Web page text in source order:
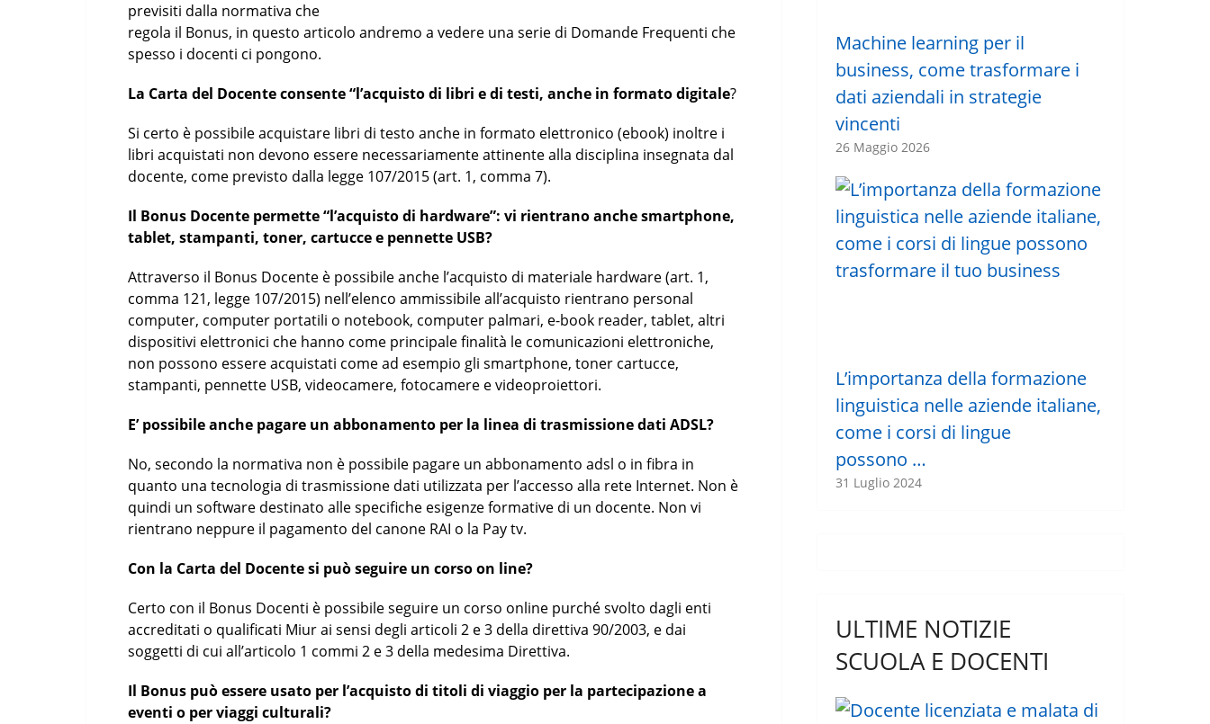
previsiti dalla normativa che
regola il Bonus, in questo articolo andremo a vedere una serie di Domande Frequenti che
spesso i docenti ci pongono.
La Carta del Docente consente “l’acquisto di libri e di testi, anche in formato digitale?
Si certo è possibile acquistare libri di testo anche in formato elettronico (ebook) inoltre i
libri acquistati non devono essere necessariamente attinente alla disciplina insegnata dal
docente, come previsto dalla legge 107/2015 (art. 1, comma 7).
Il Bonus Docente permette “l’acquisto di hardware”: vi rientrano anche smartphone,
tablet, stampanti, toner, cartucce e pennette USB?
Attraverso il Bonus Docente è possibile anche l’acquisto di materiale hardware (art. 1,
comma 121, legge 107/2015) nell’elenco ammissibile all’acquisto rientrano personal
computer, computer portatili o notebook, computer palmari, e-book reader, tablet, altri
dispositivi elettronici che hanno come principale finalità le comunicazioni elettroniche,
non possono essere acquistati come ad esempio gli smartphone, toner cartucce,
stampanti, pennette USB, videocamere, fotocamere e videoproiettori.
E’ possibile anche pagare un abbonamento per la linea di trasmissione dati ADSL?
No, secondo la normativa non è possibile pagare un abbonamento adsl o in fibra in
quanto una tecnologia di trasmissione dati utilizzata per l’accesso alla rete Internet. Non è
quindi un software destinato alle specifiche esigenze formative di un docente. Non vi
rientrano neppure il pagamento del canone RAI o la Pay tv.
Con la Carta del Docente si può seguire un corso on line?
Certo con il Bonus Docenti è possibile seguire un corso online purché svolto dagli enti
accreditati o qualificati Miur ai sensi degli articoli 2 e 3 della direttiva 90/2003, e dai
soggetti di cui all’articolo 1 commi 2 e 3 della medesima Direttiva.
Il Bonus può essere usato per l’acquisto di titoli di viaggio per la partecipazione a
eventi o per viaggi culturali?
Machine learning per il
business, come trasformare i
dati aziendali in strategie
vincenti
26 Maggio 2026
L’importanza della formazione
linguistica nelle aziende italiane,
come i corsi di lingue
possono …
31 Luglio 2024
ULTIME NOTIZIE
SCUOLA E DOCENTI